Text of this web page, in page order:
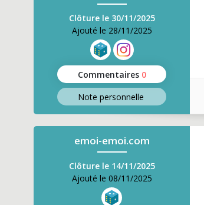
Clôture le 30/11/2025
Ajouté le 28/11/2025
Commentaires 0
Note personnelle
emoi-emoi.com
Clôture le 14/11/2025
Ajouté le 08/11/2025